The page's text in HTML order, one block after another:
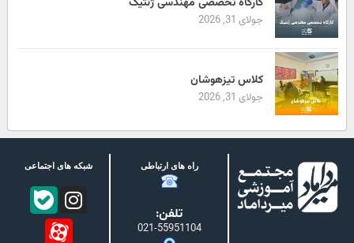
جولای 31, 2026
کلاس تیزهوشان
جولای 31, 2026
راه های ارتباطی
تلفن:
021-55951104
شبکه های اجتماعی